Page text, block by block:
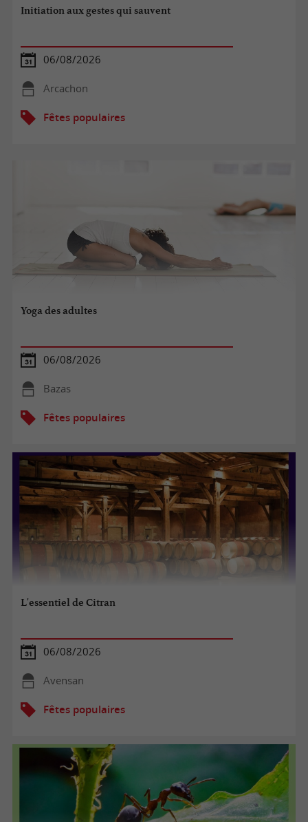
Initiation aux gestes qui sauvent
06/08/2026
Arcachon
Fêtes populaires
Yoga des adultes
06/08/2026
Bazas
Fêtes populaires
L'essentiel de Citran
06/08/2026
Avensan
Fêtes populaires